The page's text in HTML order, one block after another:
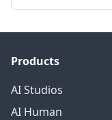
Products
AI Studios
AI Human